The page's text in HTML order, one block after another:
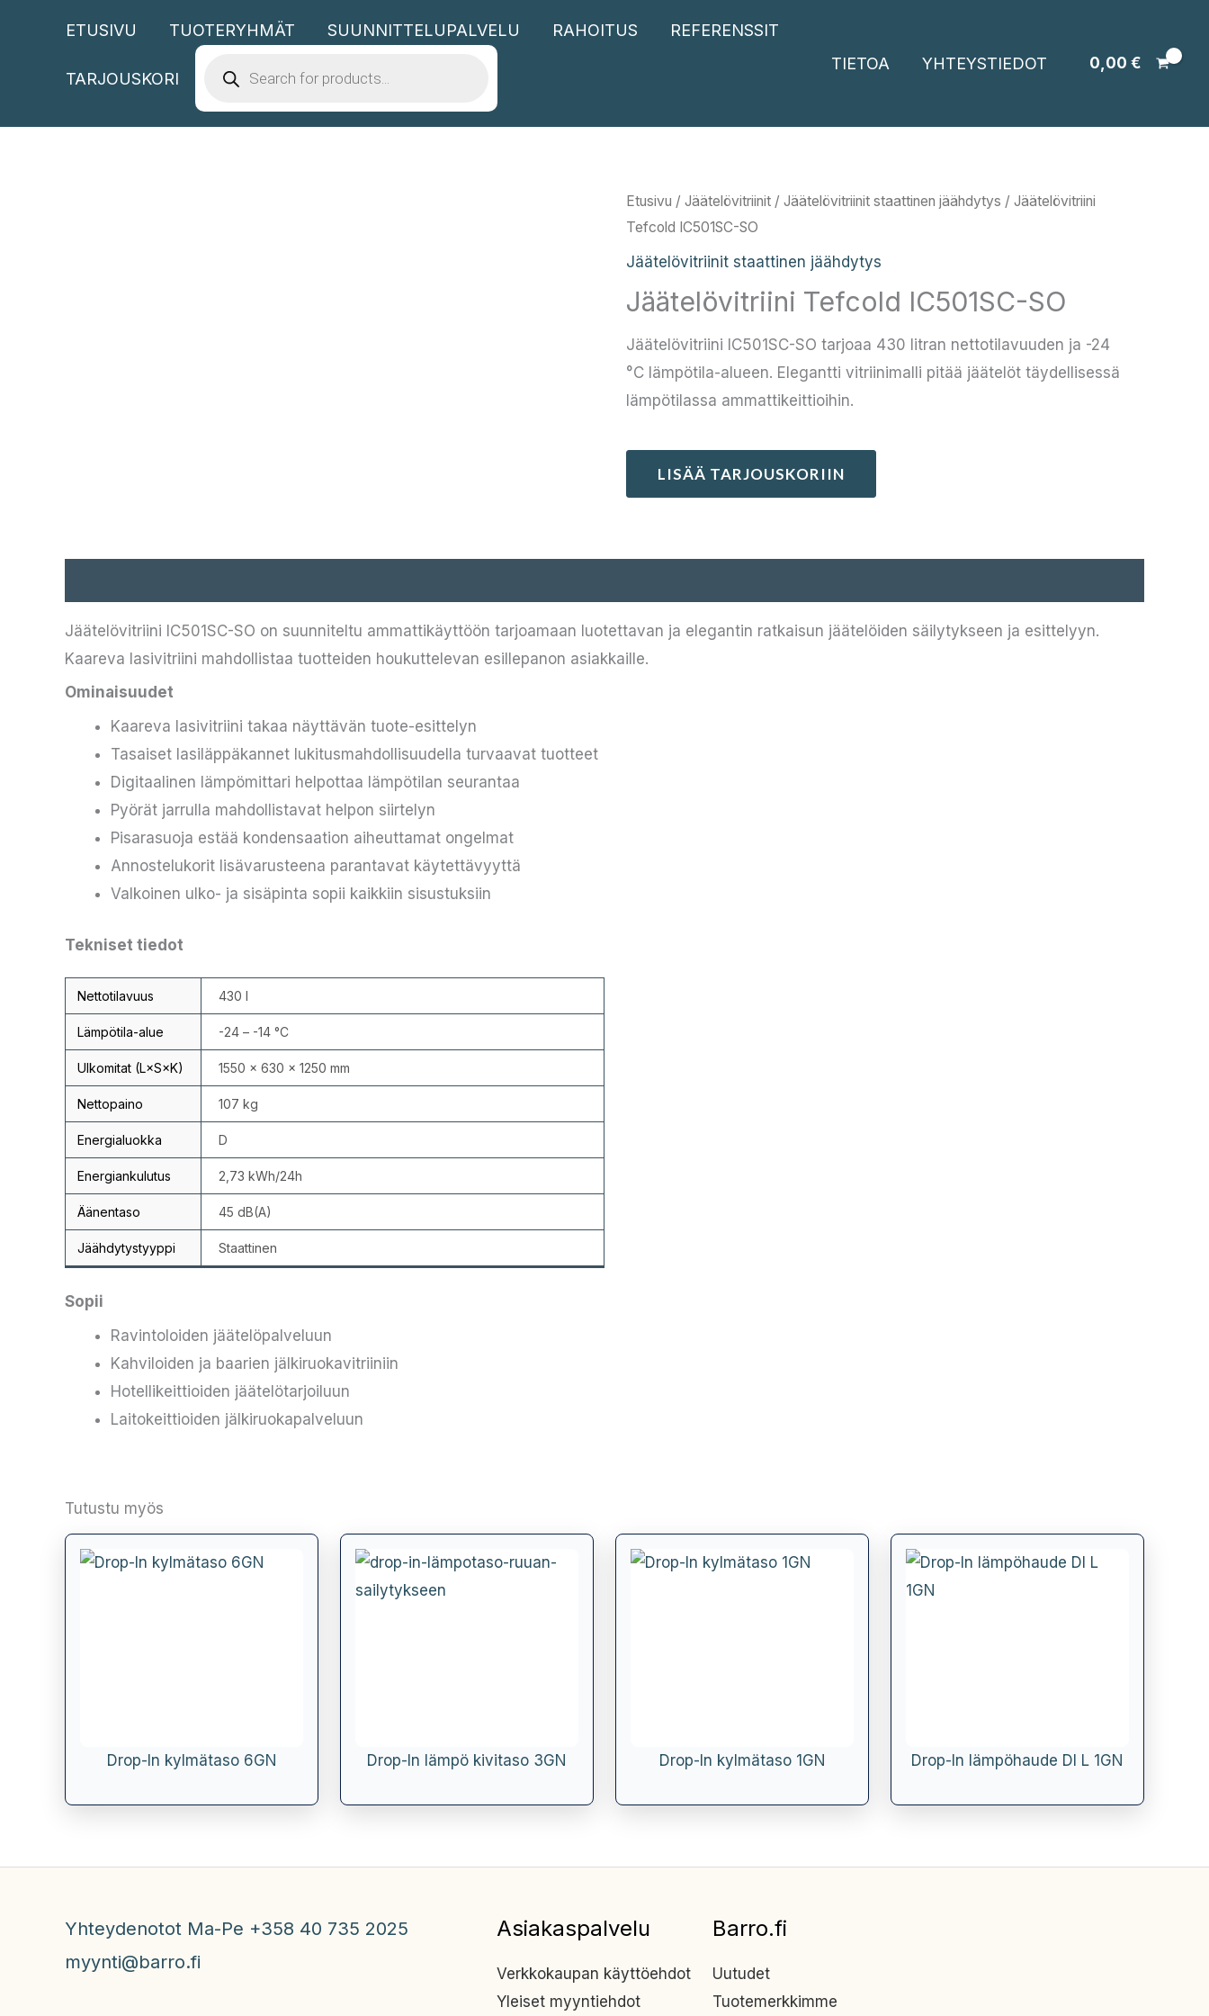
ETUSIVU TUOTERYHMÄT SUUNNITTELUPALVELU RAHOITUS REFERENSSIT
TARJOUSKORI
SEARCH
TIETOA YHTEYSTIEDOT 0,00 €
Etusivu / Jäätelövitriinit / Jäätelövitriinit staattinen jäähdytys / Jäätelövitriini
Tefcold IC501SC-SO
Jäätelövitriinit staattinen jäähdytys
Jäätelövitriini Tefcold IC501SC-SO
Jäätelövitriini IC501SC-SO tarjoaa 430 litran nettotilavuuden ja -24
°C lämpötila-alueen. Elegantti vitriinimalli pitää jäätelöt täydellisessä
lämpötilassa ammattikeittioihin.
LISÄÄ TARJOUSKORIIN
Jäätelövitriini IC501SC-SO on suunniteltu ammattikäyttöön tarjoamaan luotettavan ja elegantin ratkaisun jäätelöiden säilytykseen ja esittelyyn.
Kaareva lasivitriini mahdollistaa tuotteiden houkuttelevan esillepanon asiakkaille.
Ominaisuudet
Kaareva lasivitriini takaa näyttävän tuote-esittelyn
Tasaiset lasiläppäkannet lukitusmahdollisuudella turvaavat tuotteet
Digitaalinen lämpömittari helpottaa lämpötilan seurantaa
Pyörät jarrulla mahdollistavat helpon siirtelyn
Pisarasuoja estää kondensaation aiheuttamat ongelmat
Annostelukorit lisävarusteena parantavat käytettävyyttä
Valkoinen ulko- ja sisäpinta sopii kaikkiin sisustuksiin
Tekniset tiedot
Nettotilavuus 430 l
Lämpötila-alue -24 – -14 °C
Ulkomitat (L×S×K) 1550 × 630 × 1250 mm
Nettopaino 107 kg
Energialuokka D
Energiankulutus 2,73 kWh/24h
Äänentaso 45 dB(A)
Jäähdytystyyppi Staattinen
Sopii
Ravintoloiden jäätelöpalveluun
Kahviloiden ja baarien jälkiruokavitriiniin
Hotellikeittioiden jäätelötarjoiluun
Laitokeittioiden jälkiruokapalveluun
Tutustu myös
Drop-In kylmätaso 6GN Drop-In lämpö kivitaso 3GN Drop-In kylmätaso 1GN Drop-In lämpöhaude DI L 1GN
Yhteydenotot Ma-Pe +358 40 735 2025
myynti@barro.fi
Asiakaspalvelu
Verkkokaupan käyttöehdot
Yleiset myyntiehdot
Barro.fi
Uutudet
Tuotemerkkimme